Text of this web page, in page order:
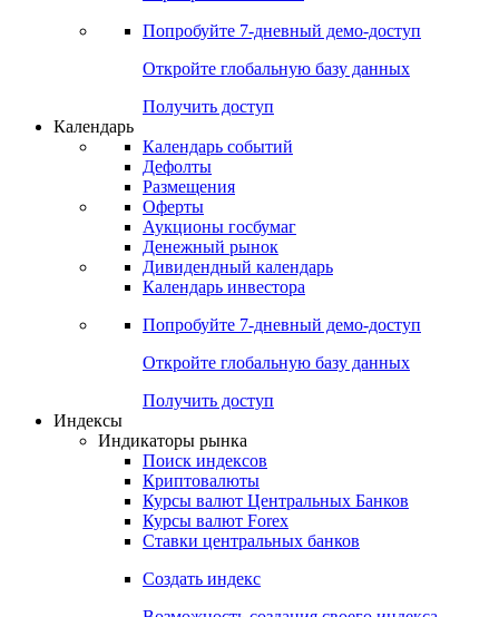
Валютные и процентные свопы
Корпоративные CDS
Попробуйте7-дневный
Откройте глобальную базу данных
Получить доступ
Календарь
Календарь событий
Дефолты
Размещения
Оферты
Денежный рынок
Календарь инвестора
Попробуйте7-дневный
Откройте глобальную базу данных
Получить доступ
Индикаторы рынка
Поиск индексов
Курсы валют Центральных Банков